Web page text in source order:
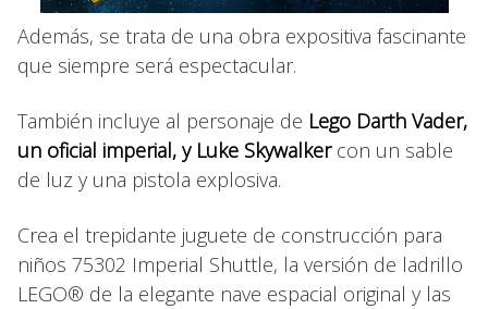
Además, se trata de una obra expositiva fascinante
que siempre será espectacular.
También incluye al personaje de Lego Darth Vader,
un oficial imperial, y Luke Skywalkercon un sable
de luz y una pistola explosiva.
Crea el trepidante juguete de construcción para
niños 75302 Imperial Shuttle, la versión de ladrillo
LEGO® de la elegante nave espacial original y las